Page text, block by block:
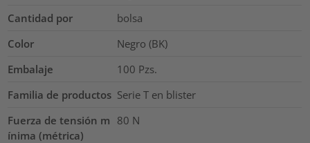
Cantidad por
bolsa
Color
Negro (BK)
Embalaje
100 Pzs.
Familia de productos Serie T en blister
Fuerza de tensión m
ínima (métrica)
80 N